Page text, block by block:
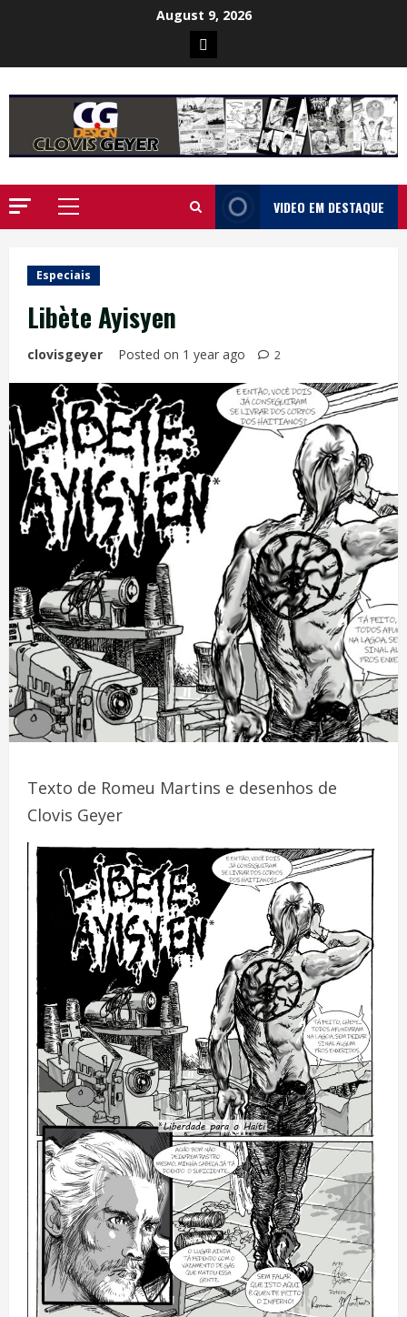
August 9, 2026
Poster
da
Ilha
Primary
VIDEO EM DESTAQUE
Especiais
Libète Ayisyen
clovisgeyer Posted on 1 year ago 2
Texto de Romeu Martins e desenhos de
Clovis Geyer